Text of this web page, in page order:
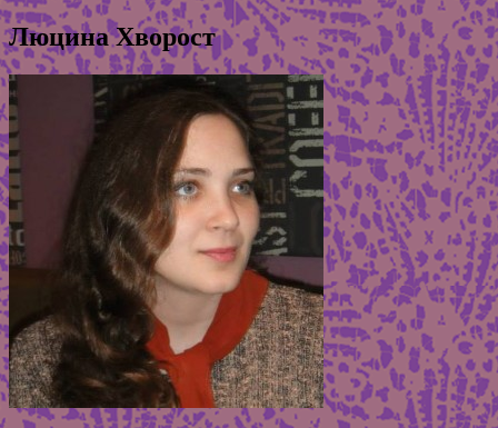
Люцина Хворост